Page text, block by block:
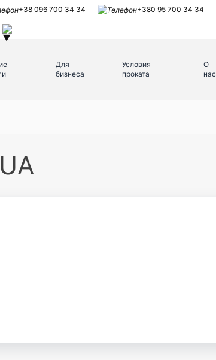
+38 096 700 34 34 +380 95 700 34 34
Для
бизнеса
Условия
проката
О
нас